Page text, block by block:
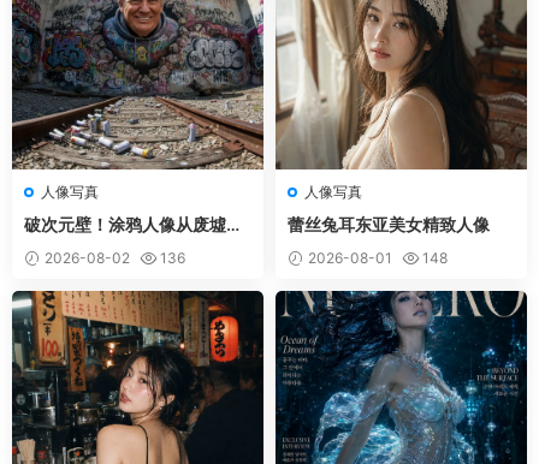
人像写真
破次元壁！涂鸦人像从废墟中
跃出2026-08-02 136
人像写真
蕾丝兔耳东亚美女精致人像
2026-08-01 148